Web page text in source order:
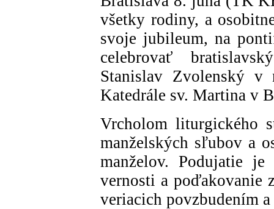
všetky rodiny, a
svoje jubileum, na
celebrovať
Stanislav Zvolenský
Katedrále sv. Martina v
Vrcholom liturgického
manželských sľubov a
manželov. Podujatie
vernosti a poďakovanie
veriacich povzbudením